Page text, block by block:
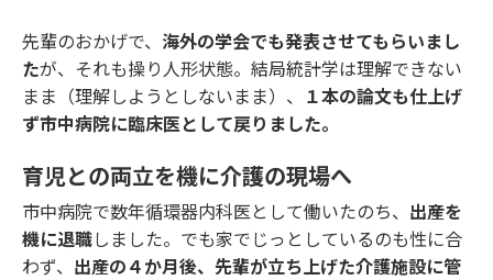
先輩のおかげで、 海外の学会でも発表させてもらいまし
たが、それも操り人形状態。結局統計学は理解できない
まま（理解しようとしないまま）、
１本の論文も仕上げ
ず市中病院に臨床医として戻りました。
育児との両立を機に介護の現場へ
市中病院で数年循環器内科医として働いたのち、 出産を
機に退職しました。でも家でじっとしているのも性に合
わず、 出産の４か月後、先輩が立ち上げた介護施設に管